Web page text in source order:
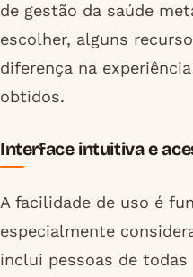
de gestão da saúde
escolher, alguns
diferença na
obtidos.
Interface intuitiva e
A facilidade de uso é
especialmente
inclui pessoas de todas